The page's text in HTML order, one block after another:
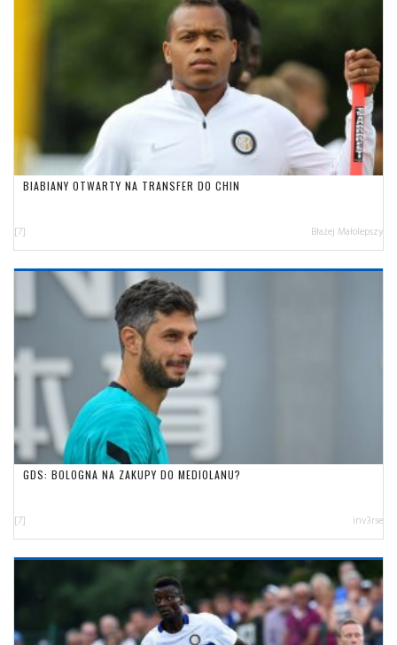
BIABIANY OTWARTY NA TRANSFER DO CHIN
[7] Błażej Małolepszy
GDS: BOLOGNA NA ZAKUPY DO MEDIOLANU?
[7] inv3rse